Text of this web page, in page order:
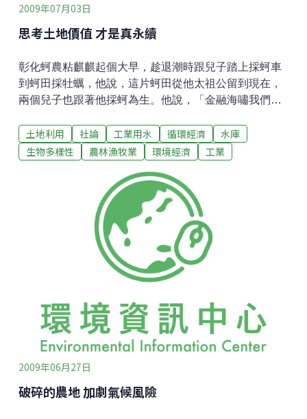
2009年07月03日
思考土地價值 才是真永續
彰化蚵農粘麒麒起個大早，趁退潮時跟兒子踏上採蚵車
到蚵田採牡蠣，他說，這片蚵田從他太祖公留到現在，
兩個兒子也跟著他採蚵為生。他說，「金融海嘯我們都
苗栗縣灣寶里農民黃箱赤腳站田地上，雙手指著西瓜
田、蕃薯田，「你看我們農村生活不太壞吧，我們種西
府要徵收她的農地蓋工廠，她問：「工業這麼好嗎，為
什麼有金融風暴？」而在科學園區上班的小林，去年遇
到金融危機，休無薪假，一個月還做不到10天，最近公
司生意有起色，他的工作天數又增加。他驚覺，原來科
學園區的工作才真是「看天吃飯」，何時有工作、何時
沒工作，完全無法自己掌握。什麼樣的產業 才永續？ 單
以產值來算，農業或許比不上工業，但土地價值如只用
感、傳承文化、涵養水份、保護環境與土地。真要算產
值，這些都應該有一套量化的方
土地利用 社論 工業用水 循環經濟
水庫
生物多樣性
農林漁牧業 環境經濟 工業
2009年06月27日
破碎的農地 加劇氣候風險